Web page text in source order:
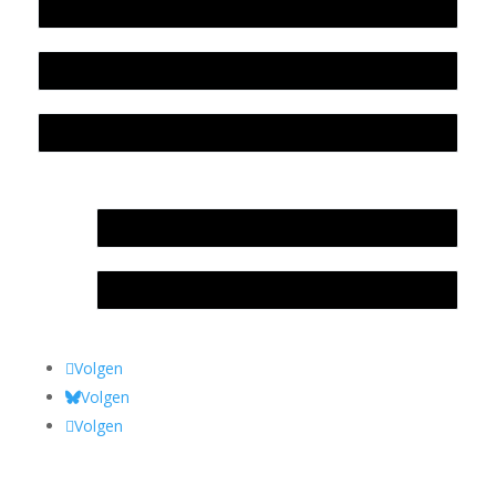
Volgen
Volgen
Volgen